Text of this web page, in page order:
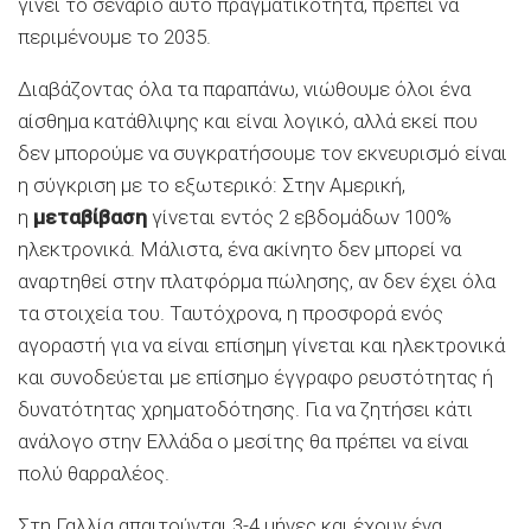
περιμένουμε το 2035.
Διαβάζοντας όλα τα παραπάνω, νιώθουμε όλοι ένα
αίσθημα κατάθλιψης και είναι λογικό, αλλά εκεί που
δεν μπορούμε να συγκρατήσουμε τον εκνευρισμό είναι
η σύγκριση με το εξωτερικό: Στην Αμερική,
η μεταβίβαση γίνεται εντός 2 εβδομάδων 100%
ηλεκτρονικά. Μάλιστα, ένα ακίνητο δεν μπορεί να
αναρτηθεί στην πλατφόρμα πώλησης, αν δεν έχει όλα
τα στοιχεία του. Ταυτόχρονα, η προσφορά ενός
αγοραστή για να είναι επίσημη γίνεται και ηλεκτρονικά
και συνοδεύεται με επίσημο έγγραφο ρευστότητας ή
δυνατότητας χρηματοδότησης. Για να ζητήσει κάτι
ανάλογο στην Ελλάδα ο μεσίτης θα πρέπει να είναι
πολύ θαρραλέος.